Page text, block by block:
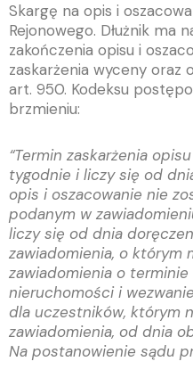
Skargę na opis i
Rejonowego. Dłużnik ma
zakończenia opisu i
zaskarżenia wyceny oraz
art. 950. Kodeksu
brzmieniu:
“Termin zaskarżenia
tygodnie i liczy się od
opis i oszacowanie nie
podanym w
liczy się od dnia
zawiadomienia, o którym
zawiadomienia o
nieruchomości i
dla uczestników, którym
zawiadomienia, od dnia
Na postanowienie sądu